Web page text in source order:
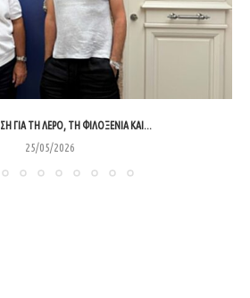
ΓΙΑ ΤΗ ΛΈΡΟ, ΤΗ ΦΙΛΟΞΕΝΊΑ ΚΑΙ...
25/05/2026